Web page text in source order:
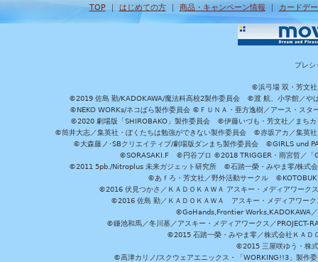
TOP｜ はじめての方｜ 商品・キャンペーン情報 ｜ カードデ
プレシ
©浜弓場 双・芳文社
©2019 佐島 勤/KADOKAWA/魔法科高校2製作委員会 ©渡 航、小学館／や
©NEKO WORKs/ネコぱら製作委員会 ©ＦＵＮＡ・亜方逸樹／アース・ス
©2020 劇場版「SHIROBAKO」製作委員会 ©伊藤いづも・芳文社／まち
©筒井大志／集英社・ぼくたちは勉強ができない製作委員会 ©赤坂アカ／集英
©大森藤ノ･SBクリエイティブ/劇場版ダンまち製作委員会 ©GIRLS und
©SORASAKI.F ©円谷プロ ©2018 TRIGGER・雨宮哲／
©2011 5pb./Nitroplus 未来ガジェット研究所 ©石踏一榮・みやま零/株式
©あｆろ・芳文社／野外活動サークル
©2016 伏見つかさ／ＫＡＤＯＫＡＷＡ アスキー・メディアワー
©2016 佐島 勤／ＫＡＤＯＫＡＷＡ アスキー・メディアワ
©GoHands,Frontier Works,KADOKAWA
©鎌池和馬／冬川基／アスキー・メディアワークス／
©2015 石踏一榮・みやま零／株式会社ＫＡＤ
©2015 三屋咲ゆう・株
©高津カリノ/スクウェアエニックス・「WORKING!!3」製作